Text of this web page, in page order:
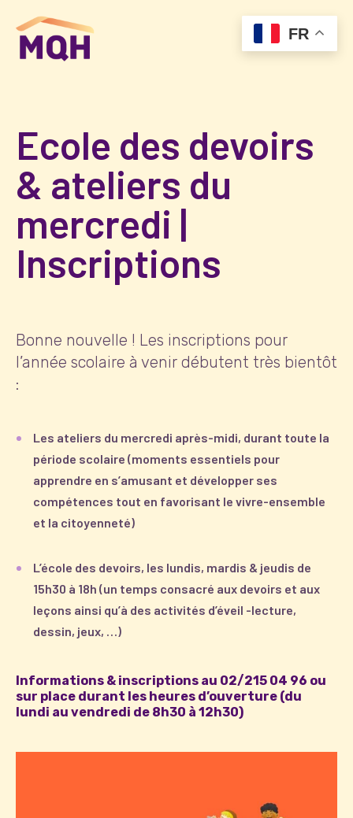
Ecole des devoirs
& ateliers du
mercredi |
Inscriptions
Bonne nouvelle ! Les inscriptions pour
l’année scolaire à venir débutent très bientôt
:
Les ateliers du mercredi après-midi, durant toute la
période scolaire (moments essentiels pour
apprendre en s’amusant et développer ses
compétences tout en favorisant le vivre-ensemble
et la citoyenneté)
L’école des devoirs, les lundis, mardis & jeudis de
15h30 à 18h (un temps consacré aux devoirs et aux
leçons ainsi qu’à des activités d’éveil -lecture,
dessin, jeux, …)
Informations & inscriptions au 02/215 04 96 ou
sur place durant les heures d’ouverture (du
lundi au vendredi de 8h30 à 12h30)
FR